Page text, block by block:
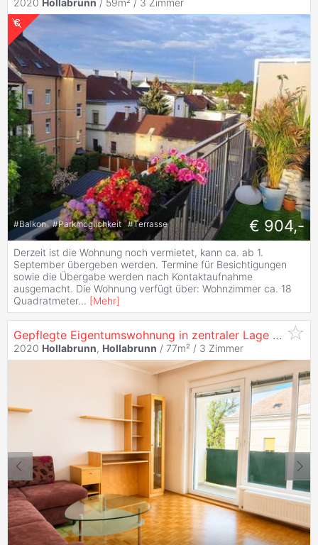
#Balkon #Parkmöglichkeit #Terrasse € 904,-
Derzeit ist die Wohnung noch vermietet, kann ca. ab 1.
September übergeben werden. Termine für Besichtigungen
sowie die Übergabe werden nach Kontaktaufnahme
ausgemacht. Die Wohnung verfügt über: Wohnzimmer ca. 18
Quadratmeter... [Mehr]
Gepflegte Eigentumswohnung in zentraler Lage von
2020 Hollabrunn, Hollabrunn / 77m² / 3 Zimmer